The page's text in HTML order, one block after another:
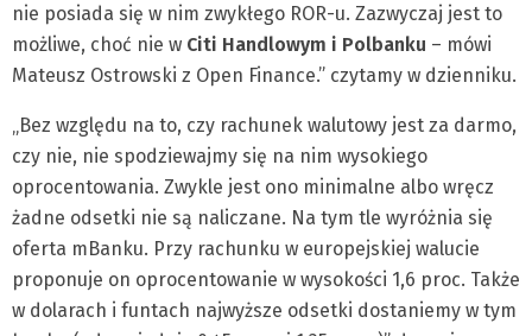
nie posiada się w nim zwykłego ROR-u. Zazwyczaj jest to
możliwe, choć nie w Citi Handlowym i Polbanku – mówi
Mateusz Ostrowski z Open Finance.” czytamy w dzienniku.
„Bez względu na to, czy rachunek walutowy jest za darmo,
czy nie, nie spodziewajmy się na nim wysokiego
oprocentowania. Zwykle jest ono minimalne albo wręcz
żadne odsetki nie są naliczane. Na tym tle wyróżnia się
oferta mBanku. Przy rachunku w europejskiej walucie
proponuje on oprocentowanie w wysokości 1,6 proc. Także
w dolarach i funtach najwyższe odsetki dostaniemy w tym